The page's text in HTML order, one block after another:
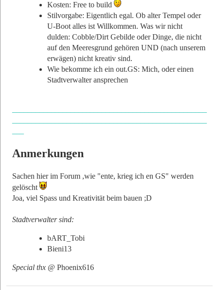
Kosten: Free to build
Stilvorgabe: Eigentlich egal. Ob alter Tempel oder
U-Boot alles ist Willkommen. Was wir nicht
dulden: Cobble/Dirt Gebilde oder Dinge, die nicht
auf den Meeresgrund gehören UND (nach unserem
erwägen) nicht kreativ sind.
Wie bekomme ich ein out.GS: Mich, oder einen
Stadtverwalter ansprechen
Anmerkungen
Sachen hier im Forum ,wie "ente, krieg ich en GS" werden
gelöscht
Joa, viel Spass und Kreativität beim bauen ;D
Stadtverwalter sind:
bART_Tobi
Bieni13
Special thx @ Phoenix616